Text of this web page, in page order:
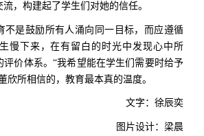
，构建起了学生们对她的信任。
不是鼓励所有人涌向同一目标，而应遵循
慢下来，在有留白的时光中发现心中所
评价体系。“我希望能在学生们需要时给予
欣所相信的，教育最本真的温度。
文字：徐辰奕
图片设计：梁晨